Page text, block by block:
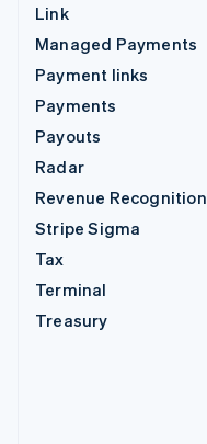
Link
Managed Payments
Payment links
Payments
Payouts
Radar
Revenue Recognition
Stripe Sigma
Tax
Terminal
Treasury